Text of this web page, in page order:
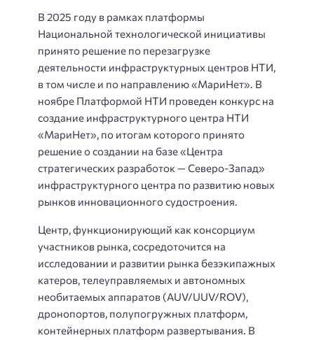
В 2025 году в рамках платформы
Национальной технологической инициативы
принято решение по перезагрузке
деятельности инфраструктурных центров НТИ,
в том числе и по направлению «МариНет». В
ноябре Платформой НТИ проведен конкурс на
создание инфраструктурного центра НТИ
«МариНет», по итогам которого принято
решение о создании на базе «Центра
стратегических разработок — Северо-Запад»
инфраструктурного центра по развитию новых
рынков инновационного судостроения.
Центр, функционирующий как консорциум
участников рынка, сосредоточится на
исследовании и развитии рынка безэкипажных
катеров, телеуправляемых и автономных
необитаемых аппаратов (AUV/UUV/ROV),
дронопортов, полупогружных платформ,
контейнерных платформ развертывания. В